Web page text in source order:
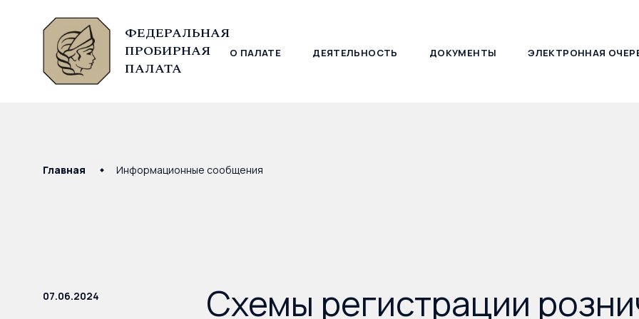
ФЕДЕРАЛЬНАЯ
ПРОБИРНАЯ
ПАЛАТА
О ПАЛАТЕ ДЕЯТЕЛЬНОСТЬ ДОКУМЕНТЫ ЭЛЕКТРОННАЯ
© Федеральная пробирная палата, 2026
Главная Информационные сообщения
07.06.2024 Схемы регистрации